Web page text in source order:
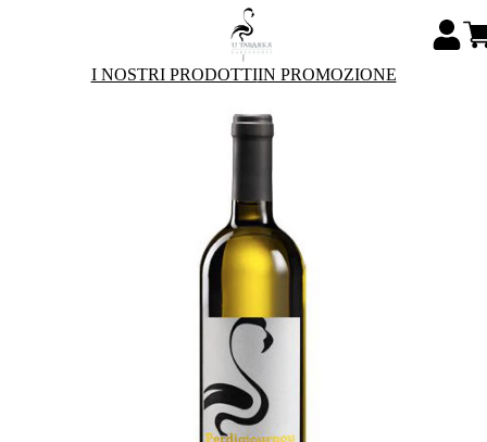
I NOSTRI PRODOTTIIN PROMOZIONE